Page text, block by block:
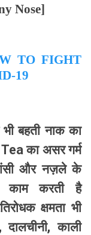
Nose]
TO FIGHT
19
बहती नाक का
Teaका असर गर्म
और नज़ले के
काम करती है
क्षमता भी
दालचीनी,काली